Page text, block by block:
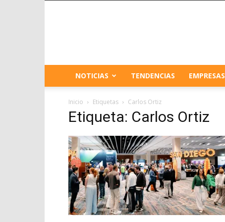
NOTICIAS TENDENCIAS EMPRESAS
Inicio Etiquetas Carlos Ortiz
Etiqueta: Carlos Ortiz